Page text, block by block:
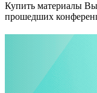
Купить материалы Вы
прошедших